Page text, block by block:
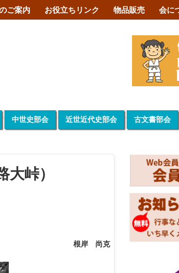
ご案内 お役立ちリンク 物品販売 会に
中世史部会 近世近代史部会 古文書部会
峠）
根岸 尚克